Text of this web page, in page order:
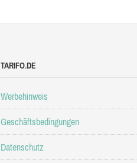
TARIFO.DE
Werbehinweis
Geschäftsbedingungen
Datenschutz